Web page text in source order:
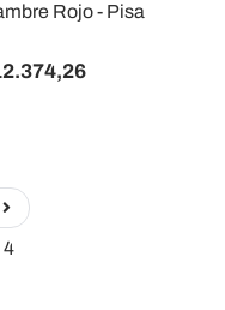
Rojo - Pisa
4